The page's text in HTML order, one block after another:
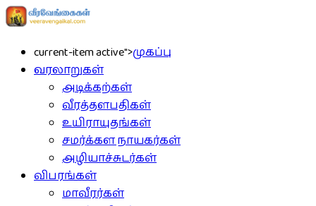
current-item active">முகப்பு
வரலாறுகள்
அடிக்கற்கள்
வீரத்தளபதிகள்
உயிராயுதங்கள்
சமர்க்கள நாயகர்கள்
அழியாச்சுடர்கள்
விபரங்கள்
மாவீரர்கள்